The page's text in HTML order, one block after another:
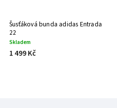
Šusťáková bunda adidas Entrada
22
Skladem
1 499 Kč